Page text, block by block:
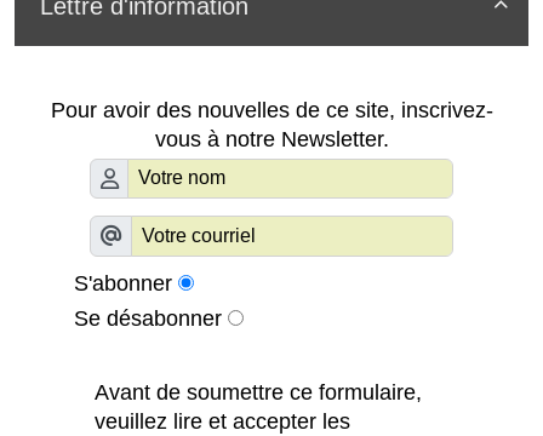

Lettre d'information
Pour avoir des nouvelles de ce site, inscrivez-
vous à notre Newsletter.
S'abonner
Se désabonner
Avant de soumettre ce formulaire,
veuillez lire et accepter les